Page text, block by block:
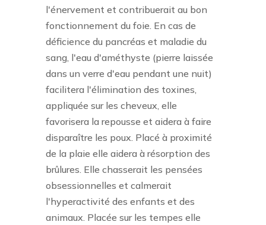
l'énervement et contribuerait au bon
fonctionnement du foie. En cas de
déficience du pancréas et maladie du
sang, l'eau d'améthyste (pierre laissée
dans un verre d'eau pendant une nuit)
facilitera l'élimination des toxines,
appliquée sur les cheveux, elle
favorisera la repousse et aidera à faire
disparaître les poux. Placé à proximité
de la plaie elle aidera à résorption des
brûlures. Elle chasserait les pensées
obsessionnelles et calmerait
l'hyperactivité des enfants et des
animaux. Placée sur les tempes elle